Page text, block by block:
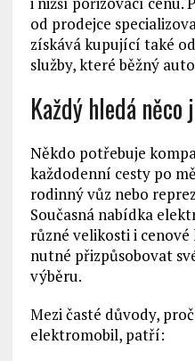
od prodejce
získává kupující také
služby, které běžný
Každý hledá něco
Někdo potřebuje
každodenní cesty po
rodinný vůz nebo
Současná nabídka
různé velikosti i
nutné přizpůsobovat
výběru.
Mezi časté důvody,
elektromobil, patří: